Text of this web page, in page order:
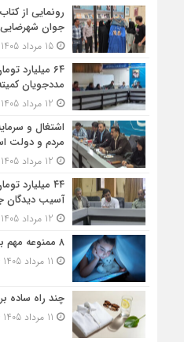
رونمایی از
جوان شهرضایی
15 مرداد 1405 - 9:31
۶۴ میلیارد
مددجویان
اشتغال و
مردم و دولت
۴۴ میلیارد
آسیب دیدگان
۸ ممنوعه مهم برای کودکان قبل از خواب
چند راه ساده